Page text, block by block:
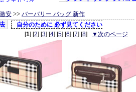
安 >> バーバリー バッグ 新作
[1] [2] [3] [4] [5] [6] [7] [8] ▼次のページ